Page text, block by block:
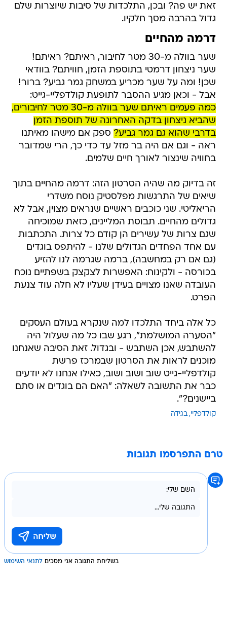
זאת יש פה? ובכן, התלכדות של סיבות שיוצרות שלם
גדול בהרבה מסך חלקיו.
דרמה מהחיים
שער בוולה מ-30 מטר לחיבור, ראיתם? ראיתם!
שער ניצחון דרמטי בתוספת הזמן, חוויתם? בוודאי
שכן! ומה על שער מכריע במשחק גמר גביע? ברור!
אבל - וכאן מגיע ההסבר לתופעת קולדפליי-גייט:
כמה פעמים ראיתם שער בוולה מ-30 מטר לחיבורים,
שהביא ניצחון בדקה האחרונה של תוספת הזמן
בדרבי שהוא גם גמר גביע? ספק אם מישהו מאיתנו
ראה - וגם אם היה בר מזל עד כדי כך, הרי שמדובר
בחוויה שינצור לאורך חיים שלמים.
זה בדיוק מה שהיה הסרטון הזה: דרמה מהחיים בתוך
שיאים של התרגשות מפלסטיק נוסח משדרי
הריאליטי. שני כוכבים ראשיים שנראים מצוין, אבל לא
גדולים מהחיים. תבוסת המליינים, כזאת שמוכיחה
שגם צרות של עשירים הן קודם כל צרות. התכתבות
עם אחד הפחדים הגדולים שלנו - להיתפס בוגדים
(גם אם רק במחשבה), ברמה שגרמה לנו להזיע
בכורסה - ולקינוח: האפשרות לצקצק בשפתיים נוכח
העובדה שאנו מצויים בעידן שעליו לא חלה עוד צנעת
הפרט.
כל אלה ביחד התלכדו למה שנקרא בעולם העסקים
"הסערה המושלמת", רגע שבו כל מה שעלול היה
להשתבש, אכן השתבש - ובגדול. זאת הסיבה שאנחנו
מוכנים לראות את הסרטון שבמרכז פרשת
קולדפליי-גייט שוב ושוב ושוב, כאילו אנחנו לא יודעים
כבר את התשובה לשאלה: "האם הם בוגדים או סתם
ביישנים?".
קולדפליי בגידה
טרם התפרסמו תגובות
בשליחת התגובה אני מסכים לתנאי השימוש